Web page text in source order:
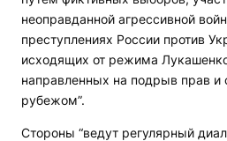
неоправданной агрессивной
преступлениях России против
исходящих от режима
направленных на подрыв прав и
рубежом”.
Стороны “ведут регулярный